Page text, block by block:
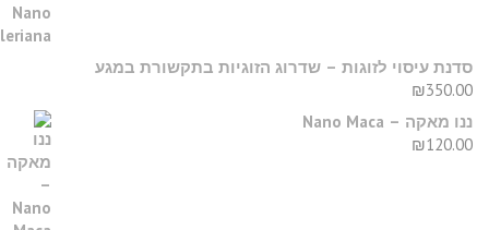
סדנת עיסוי לזוגות – שדרוג הזוגיות בתקשורת במגע
₪350.00
ננו מאקה – Nano Maca
₪120.00